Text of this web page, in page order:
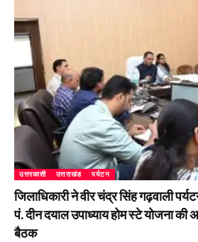
उत्तरकाशी उत्तराखंड पर्यटन
जिलाधिकारी ने वीर चंद्र सिंह गढ़वाली
पं. दीन दयाल उपाध्याय होम स्टे योजना
बैठक